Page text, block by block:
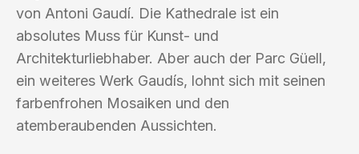
von Antoni Gaudí. Die Kathedrale ist ein
absolutes Muss für Kunst- und
Architekturliebhaber. Aber auch der Parc Güell,
ein weiteres Werk Gaudís, lohnt sich mit seinen
farbenfrohen Mosaiken und den
atemberaubenden Aussichten.